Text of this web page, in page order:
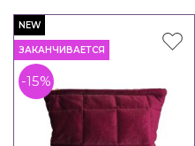
NEW
ЗАКАНЧИВАЕТСЯ
-15%